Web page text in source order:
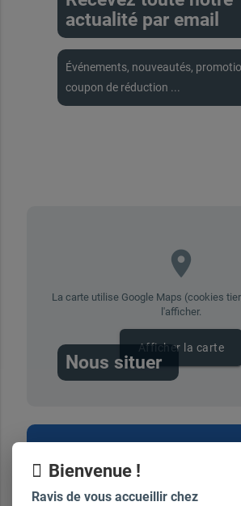
actualité par email
Événements, nouveautés,
coupon de réduction ...
place
La carte utilise Google Maps (cookies
l'afficher.
Afficher la carte
Nous situer
Vous avez une
Bienvenue !
Ravis de vous accueillir chez